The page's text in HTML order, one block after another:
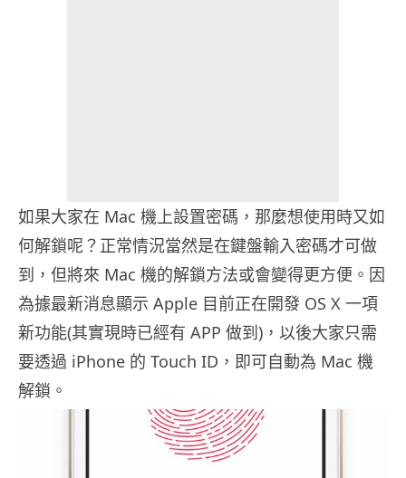
如果大家在 Mac 機上設置密碼，那麼想使用時又如
何解鎖呢？正常情況當然是在鍵盤輸入密碼才可做
到，但將來 Mac 機的解鎖方法或會變得更方便。因
為據最新消息顯示 Apple 目前正在開發 OS X 一項
新功能(其實現時已經有 APP 做到)，以後大家只需
要透過 iPhone 的 Touch ID，即可自動為 Mac 機
解鎖。